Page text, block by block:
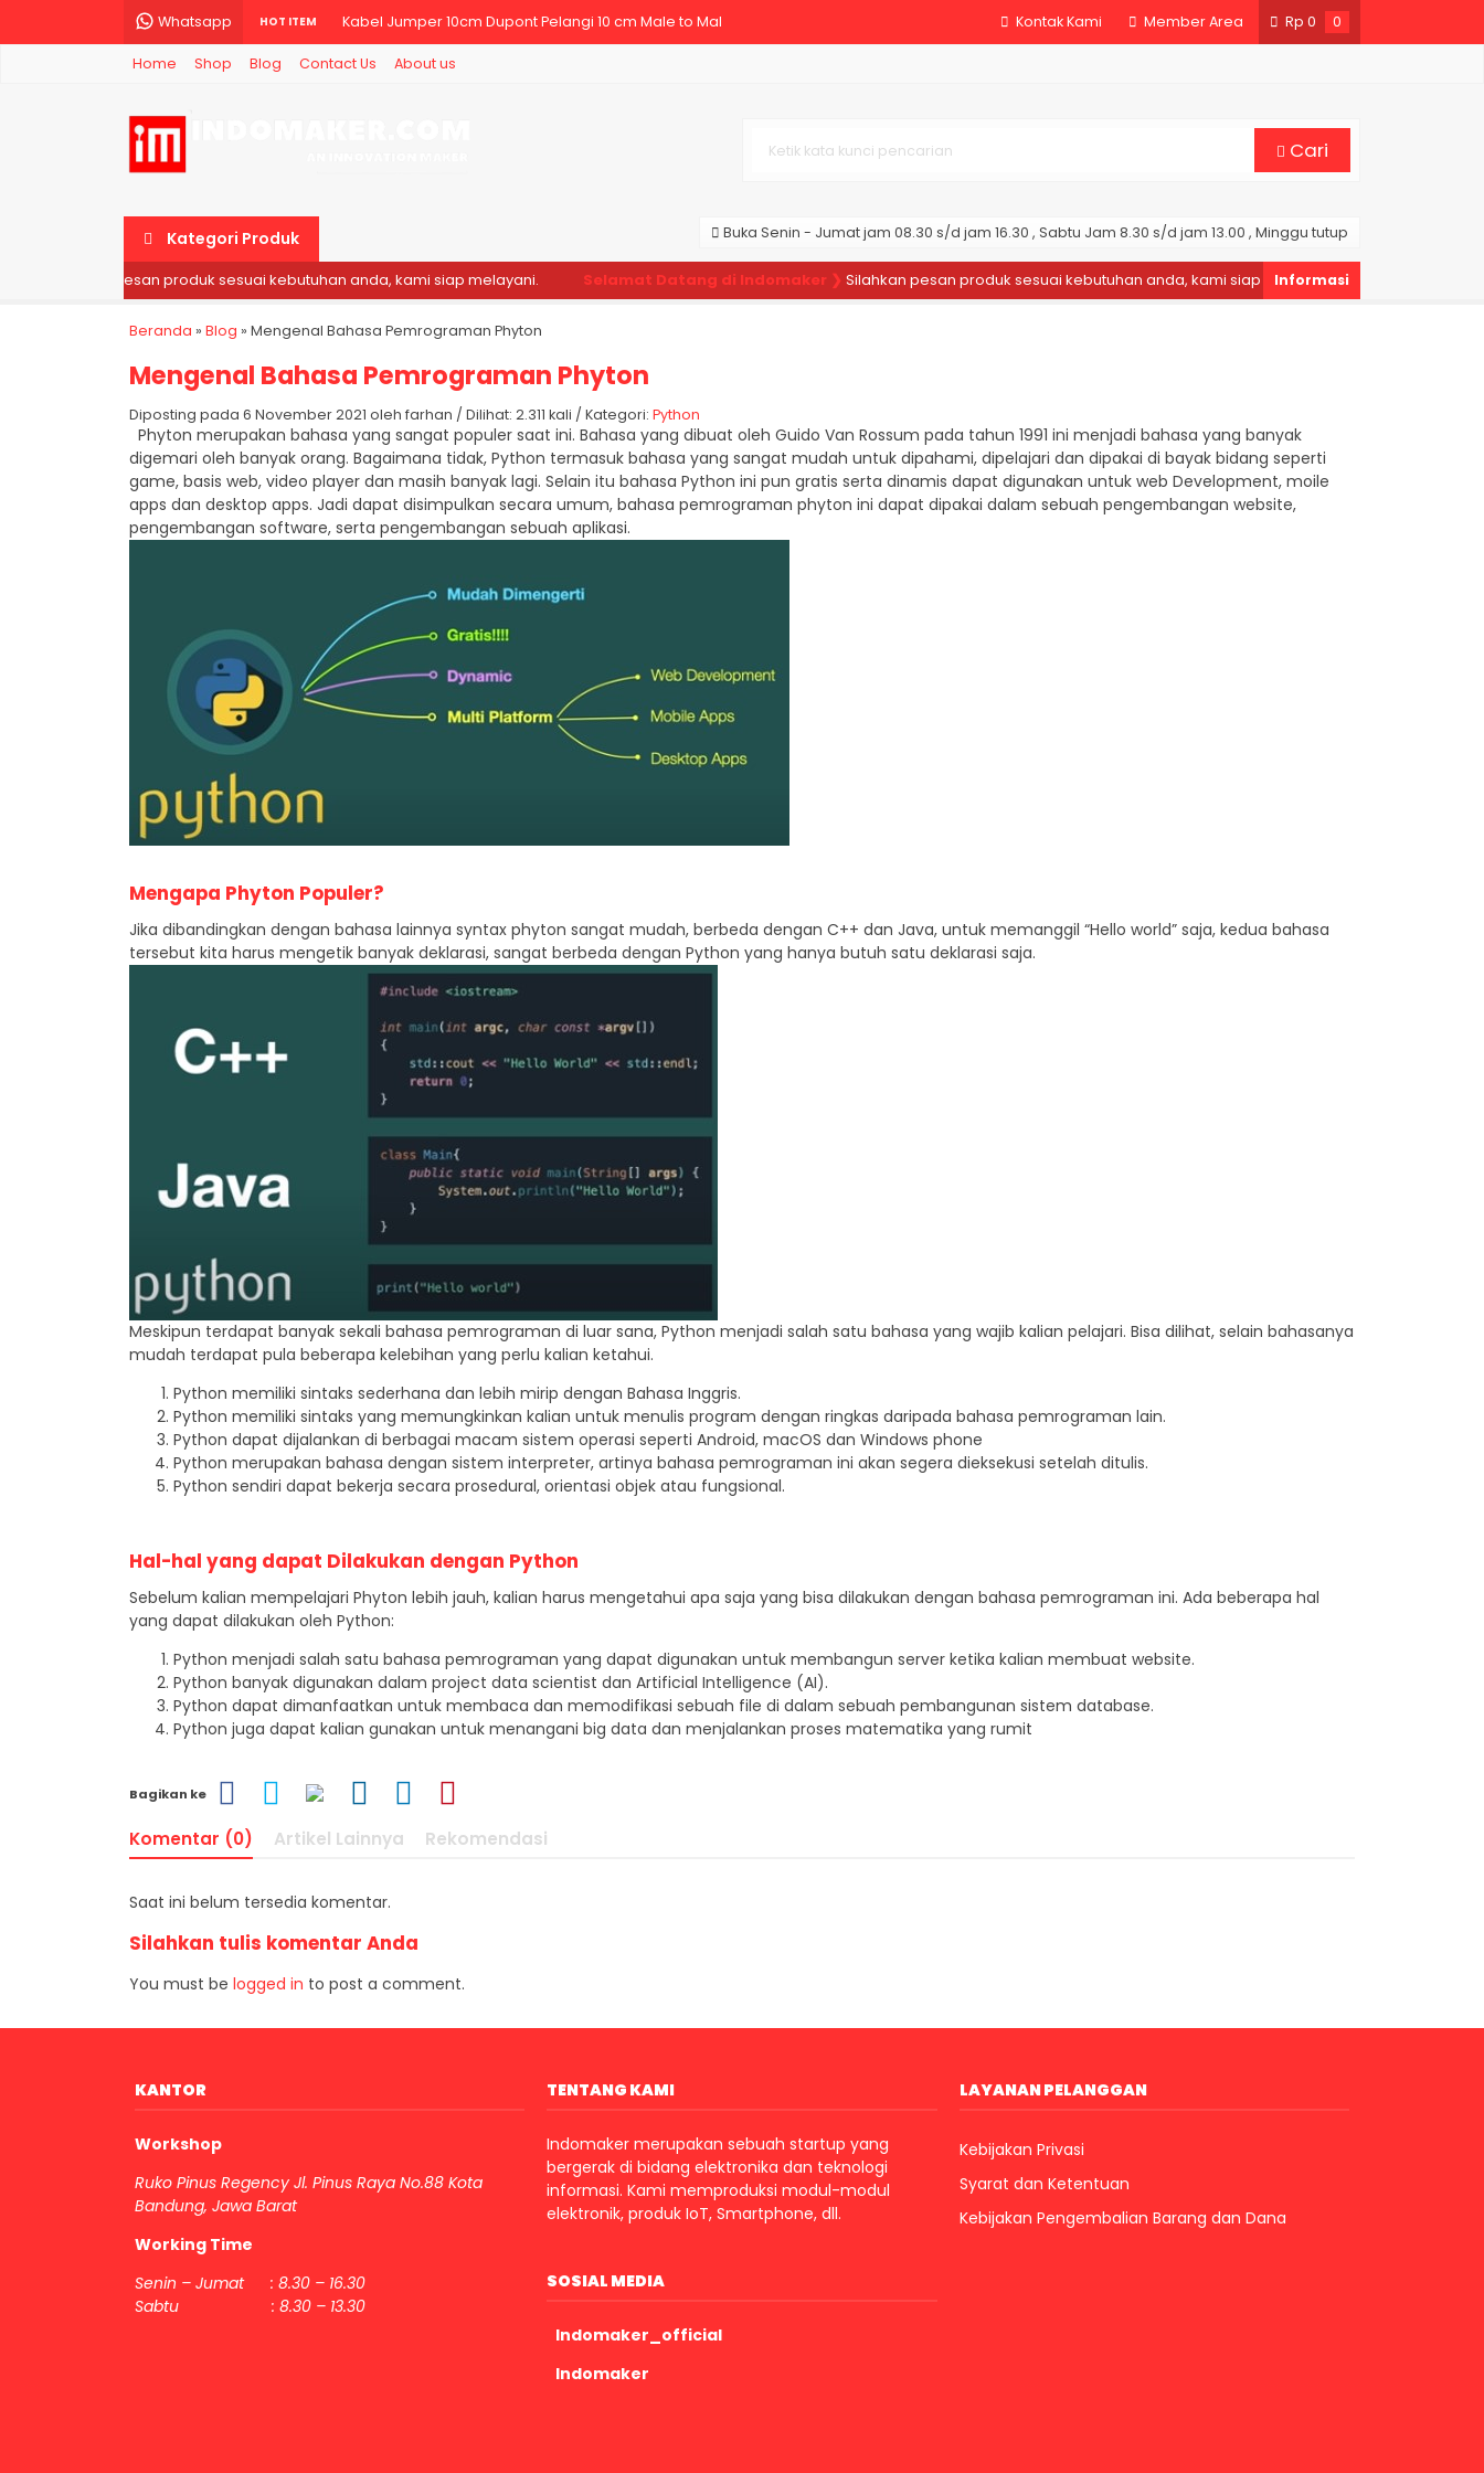
Whatsapp HOT ITEM Kabel Jumper 10cm Dupont Pelangi 10 cm Male to Mal
Kabel Jumper arduino Dupont Pelangi 30 cm Male to
Kabel Jumper 20cm Dupont 20 cm Female to Female Pe
Kabel Jumper arduino Dupont Pelangi 30 cm Male to
Kontak Kami Member Area Rp 0 0
Home Shop Blog Contact Us About us
Cari
Kategori Produk Buka Senin - Jumat jam 08.30 s/d jam 16.30 , Sabtu Jam 8.30 s/d jam 13.00 , Minggu tutup
Silahkan pesan produk sesuai kebutuhan anda, kami siap melayani. Selamat Datang di Indomaker ❯Silahkan pesan produk sesuai kebutuhan anda, kami siap melayani.
Beranda » Blog » Mengenal Bahasa Pemrograman Phyton
Mengenal Bahasa Pemrograman Phyton
Diposting pada 6 November 2021 oleh farhan / Dilihat: 2.311 kali / Kategori: Python
Phyton merupakan bahasa yang sangat populer saat ini. Bahasa yang dibuat oleh Guido Van Rossum pada tahun 1991 ini menjadi bahasa yang banyak
digemari oleh banyak orang. Bagaimana tidak, Python termasuk bahasa yang sangat mudah untuk dipahami, dipelajari dan dipakai di bayak bidang seperti
game, basis web, video player dan masih banyak lagi. Selain itu bahasa Python ini pun gratis serta dinamis dapat digunakan untuk web Development, moile
apps dan desktop apps. Jadi dapat disimpulkan secara umum, bahasa pemrograman phyton ini dapat dipakai dalam sebuah pengembangan website,
pengembangan software, serta pengembangan sebuah aplikasi.
Mengapa Phyton Populer?
Jika dibandingkan dengan bahasa lainnya syntax phyton sangat mudah, berbeda dengan C++ dan Java, untuk memanggil “Hello world” saja, kedua bahasa
tersebut kita harus mengetik banyak deklarasi, sangat berbeda dengan Python yang hanya butuh satu deklarasi saja.
Meskipun terdapat banyak sekali bahasa pemrograman di luar sana, Python menjadi salah satu bahasa yang wajib kalian pelajari. Bisa dilihat, selain bahasanya
mudah terdapat pula beberapa kelebihan yang perlu kalian ketahui.
Python memiliki sintaks sederhana dan lebih mirip dengan Bahasa Inggris.
Python memiliki sintaks yang memungkinkan kalian untuk menulis program dengan ringkas daripada bahasa pemrograman lain.
Python dapat dijalankan di berbagai macam sistem operasi seperti Android, macOS dan Windows phone
Python merupakan bahasa dengan sistem interpreter, artinya bahasa pemrograman ini akan segera dieksekusi setelah ditulis.
Python sendiri dapat bekerja secara prosedural, orientasi objek atau fungsional.
Hal-hal yang dapat Dilakukan dengan Python
Sebelum kalian mempelajari Phyton lebih jauh, kalian harus mengetahui apa saja yang bisa dilakukan dengan bahasa pemrograman ini. Ada beberapa hal
yang dapat dilakukan oleh Python:
Python menjadi salah satu bahasa pemrograman yang dapat digunakan untuk membangun server ketika kalian membuat website.
Python banyak digunakan dalam project data scientist dan Artificial Intelligence (AI).
Python dapat dimanfaatkan untuk membaca dan memodifikasi sebuah file di dalam sebuah pembangunan sistem database.
Python juga dapat kalian gunakan untuk menangani big data dan menjalankan proses matematika yang rumit
Bagikan ke
Komentar (0) Artikel Lainnya Rekomendasi
Saat ini belum tersedia komentar.
Silahkan tulis komentar Anda
You must be logged in to post a comment.
KANTOR
Workshop
Ruko Pinus Regency Jl. Pinus Raya No.88 Kota
Bandung, Jawa Barat
Working Time
Senin – Jumat : 8.30 – 16.30
Sabtu : 8.30 – 13.30
TENTANG KAMI
Indomaker merupakan sebuah startup yang
bergerak di bidang elektronika dan teknologi
informasi. Kami memproduksi modul-modul
elektronik, produk IoT, Smartphone, dll.
SOSIAL MEDIA
Indomaker_official
Indomaker
LAYANAN PELANGGAN
Kebijakan Privasi
Syarat dan Ketentuan
Kebijakan Pengembalian Barang dan Dana